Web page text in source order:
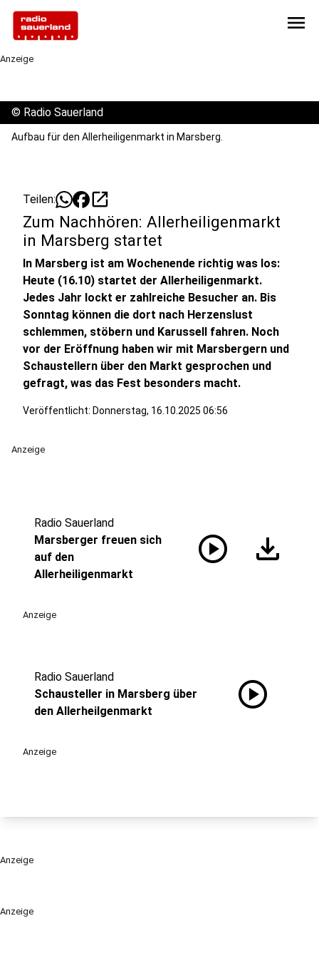
menu
Anzeige
Anzeige
© Radio Sauerland
Aufbau für den Allerheiligenmarkt in Marsberg.
Teilen: open_in_new
Zum Nachhören: Allerheiligenmarkt
in Marsberg startet
In Marsberg ist am Wochenende richtig was los:
Heute (16.10) startet der Allerheiligenmarkt.
Jedes Jahr lockt er zahlreiche Besucher an. Bis
Sonntag können die dort nach Herzenslust
schlemmen, stöbern und Karussell fahren. Noch
vor der Eröffnung haben wir mit Marsbergern und
Schaustellern über den Markt gesprochen und
gefragt, was das Fest besonders macht.
Veröffentlicht: Donnerstag, 16.10.2025 06:56
Anzeige
Radio Sauerland
Marsberger freuen sich
auf den
Allerheiligenmarkt
play_circle download
Anzeige
Radio Sauerland
Schausteller in Marsberg über
den Allerheilgenmarkt
play_circle
Anzeige
Anzeige